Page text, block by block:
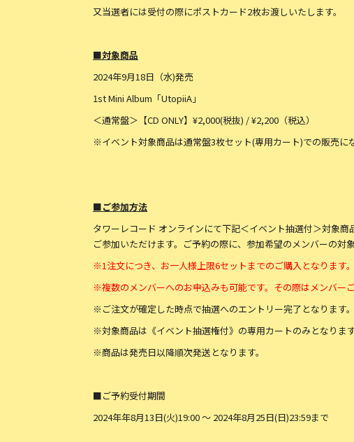
又当選者には受付の際にポストカード2枚お渡しいたします。
■対象商品
2024年9月18日（水)発売
1st Mini Album「UtopiiA」
＜通常盤＞【CD ONLY】¥2,000(税抜) / ¥2,200（税込）
※イベント対象商品は通常盤3枚セット(専用カート)での販売にな
■ご参加方法
タワーレコード オンラインにて下記＜イベント抽選付＞対象
ご参加いただけます。ご予約の際に、参加希望のメンバーの対
※1注文につき、お一人様上限6セットまでのご購入となります。
※複数のメンバーへのお申込みも可能です。その際はメンバー
※ご注文が確定した時点で抽選へのエントリー完了となります。
※対象商品は《イベント抽選権付》の専用カートのみとなりま
※商品は発売日以降順次発送となります。
■ご予約受付期間
2024年年8月13日(火)19:00 ～ 2024年8月25日(日)23:59まで